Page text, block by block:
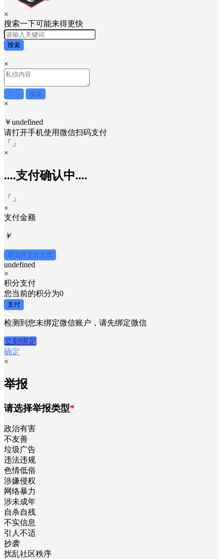
×
搜索一下可能来得更快
搜索
×
发送
×
￥undefined
请打开手机使用微信扫码支付
「
」
×
....支付确认中....
「
」
×
支付金额
￥
请选择支付方式
undefined
×
积分支付
您当前的积分为0
支付
检测到您未绑定微信账户，请先绑定微信
立刻绑定
确定
×
举报
请选择举报类型*
政治有害
不友善
垃圾广告
违法违规
色情低俗
涉嫌侵权
网络暴力
涉未成年
自杀自残
不实信息
引人不适
抄袭
扰乱社区秩序